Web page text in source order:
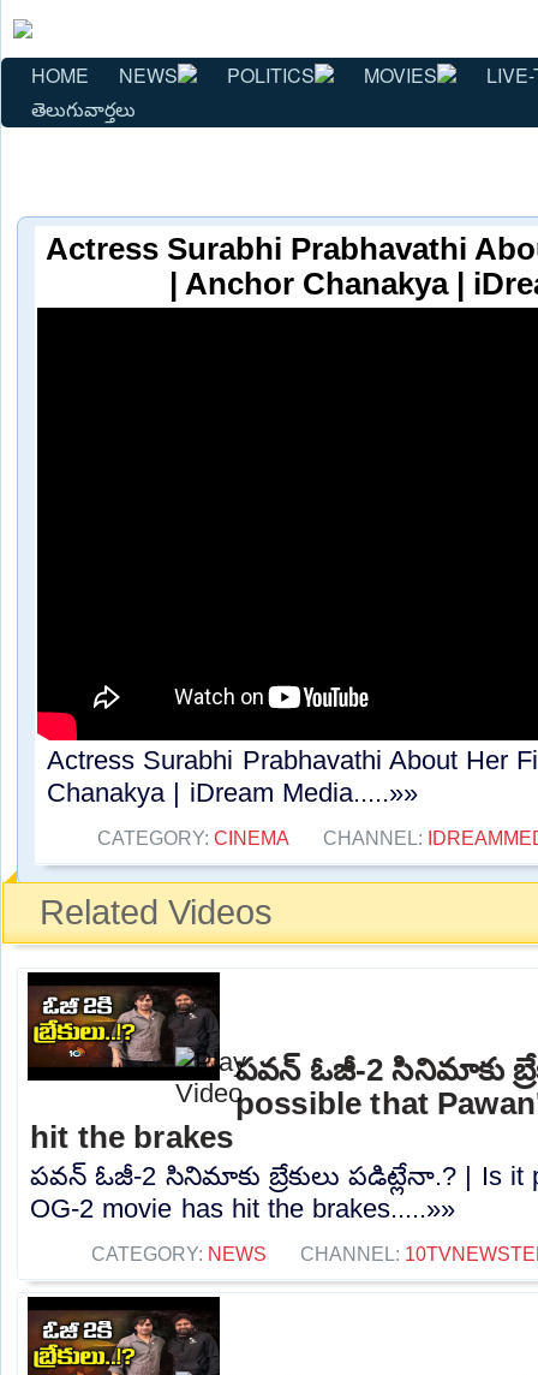
HOME NEWS POLITICS MOVIES
తెలుగువార్తలు
Actress Surabhi Prabhavathi
| Anchor Chanakya |
Actress Surabhi Prabhavathi About Her
Chanakya | iDream Media.....»»
CATEGORY: CINEMA CHANNEL:
Related Videos
పవన్ ఓజీ-2 సినిమాకు
possible that
hit the brakes
పవన్ ఓజీ-2 సినిమాకు బ్రేకులు పడిట్లేనా.? | Is it
OG-2 movie has hit the brakes.....»»
CATEGORY: NEWS CHANNEL: